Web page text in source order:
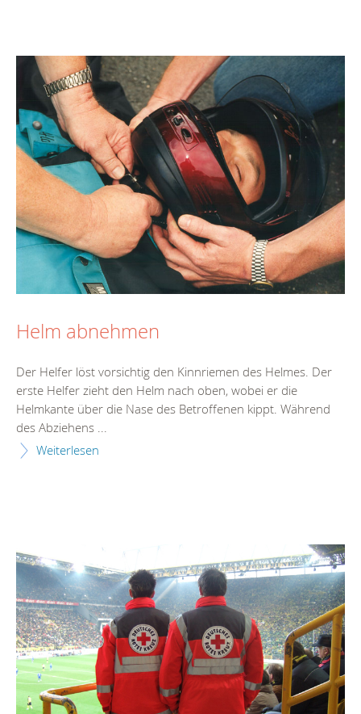
Helm abnehmen
Der Helfer löst vorsichtig den Kinnriemen des Helmes. Der
erste Helfer zieht den Helm nach oben, wobei er die
Helmkante über die Nase des Betroffenen kippt. Während
des Abziehens ...
Weiterlesen